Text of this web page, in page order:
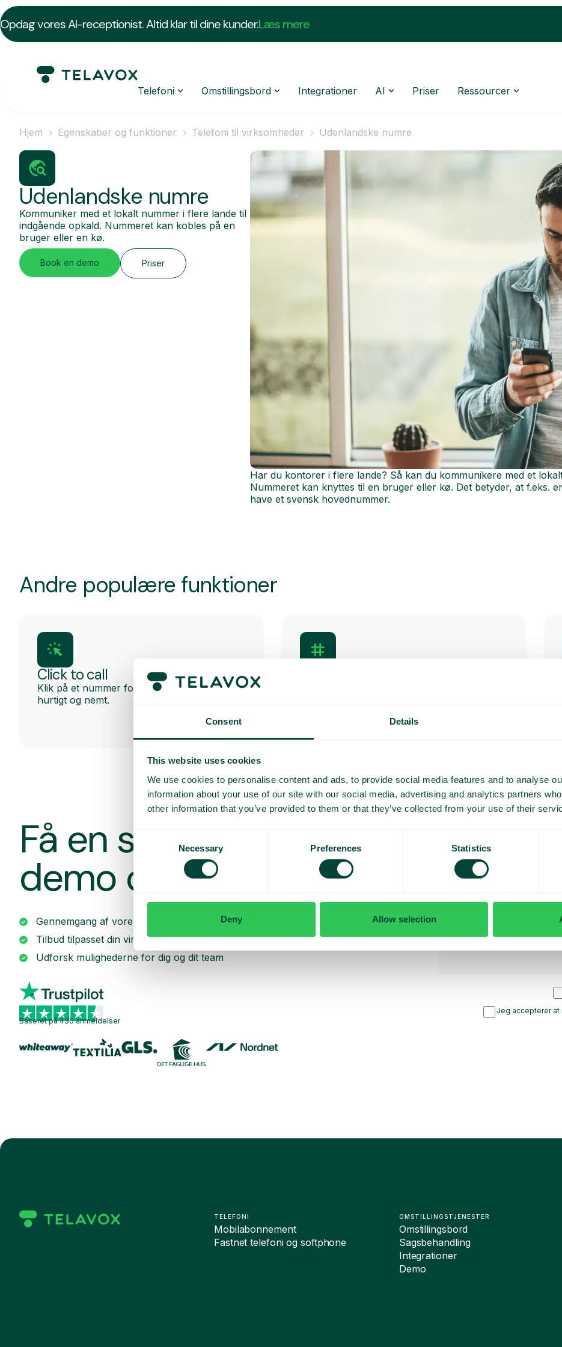
Consent Details
This website uses cookies
We use cookies to personalise content and ads, to provide social media features and to analyse
information about your use of our site with our social media, advertising and analytics partners
other information that you’ve provided to them or that they’ve collected from your use of their
Consent
Selection
Necessary Preferences Statistics
Deny Allow selection
Opdag vores AI-receptionist. Altid klar til dine kunder.Læs mere
Telefoni Omstillingsbord Integrationer AI Priser Ressourcer
Hjem Egenskaber og funktioner Telefoni til virksomheder Udenlandske numre
Udenlandske numre
Kommuniker med et lokalt nummer i flere lande til
indgående opkald. Nummeret kan kobles på en
bruger eller en kø.
Book en demo Priser
Har du kontorer i flere lande? Så kan du kommunikere med et
Nummeret kan knyttes til en bruger eller kø. Det betyder, at f.eks.
have et svensk hovednummer.
Andre populære funktioner
Click to call
Klik på et nummer for at ringe op direkte –
hurtigt og nemt.
have vist, når du ringer.
Få en skræddersyet
demo og et tilbud
Gennemgang af vores tjenester
Tilbud tilpasset din virksomhed
Udforsk mulighederne for dig og dit team
Baseret på 430 anmeldelser
Jeg accepterer at
TELEFONI
Mobilabonnement
Fastnet telefoni og softphone
OMSTILLINGSTJENESTER
Omstillingsbord
Sagsbehandling
Integrationer
Demo